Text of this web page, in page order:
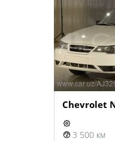
Chevrolet
3 500 км